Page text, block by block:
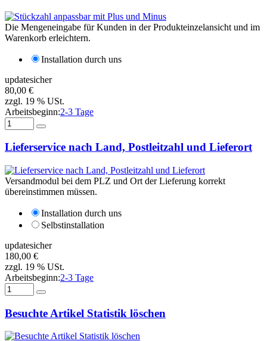
Die Mengeneingabe für Kunden in der Produkteinzelansicht und im
Warenkorb erleichtern.
Installation durch uns
updatesicher
80,00 €
zzgl. 19 % USt.
Arbeitsbeginn:2-3 Tage
Lieferservice nach Land, Postleitzahl und Lieferort
Versandmodul bei dem PLZ und Ort der Lieferung korrekt
übereinstimmen müssen.
Installation durch uns
Selbstinstallation
updatesicher
180,00 €
zzgl. 19 % USt.
Arbeitsbeginn:2-3 Tage
Besuchte Artikel Statistik löschen